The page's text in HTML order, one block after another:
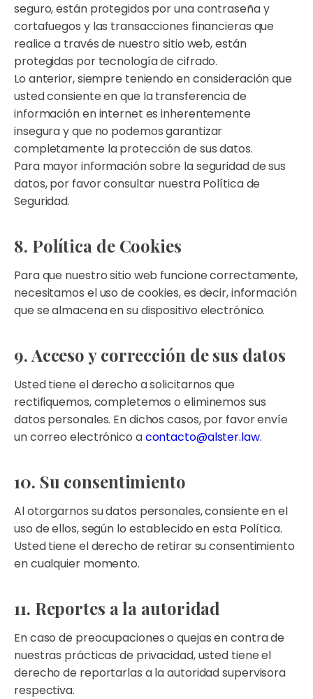
seguro, están protegidos por una contraseña y
cortafuegos y las transacciones financieras que
realice a través de nuestro sitio web, están
protegidas por tecnología de cifrado.
Lo anterior, siempre teniendo en consideración que
usted consiente en que la transferencia de
información en internet es inherentemente
insegura y que no podemos garantizar
completamente la protección de sus datos.
Para mayor información sobre la seguridad de sus
datos, por favor consultar nuestra Política de
Seguridad.
8. Política de Cookies
Para que nuestro sitio web funcione correctamente,
necesitamos el uso de cookies, es decir, información
que se almacena en su dispositivo electrónico.
9. Acceso y corrección de sus datos
Usted tiene el derecho a solicitarnos que
rectifiquemos, completemos o eliminemos sus
datos personales. En dichos casos, por favor envíe
un correo electrónico acontacto@alster.law.
10. Su consentimiento
Al otorgarnos su datos personales, consiente en el
uso de ellos, según lo establecido en esta Política.
Usted tiene el derecho de retirar su consentimiento
en cualquier momento.
11. Reportes a la autoridad
En caso de preocupaciones o quejas en contra de
nuestras prácticas de privacidad, usted tiene el
derecho de reportarlas a la autoridad supervisora
respectiva.